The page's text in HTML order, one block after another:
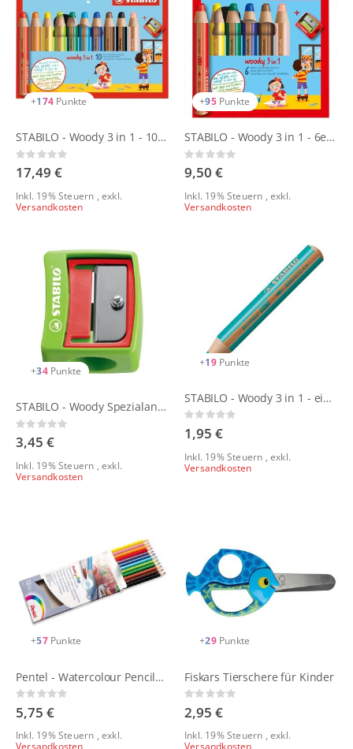
+174 Punkte
STABILO - Woody 3 in 1 - 10er Set mit Spitzer
Rating:
0%
17,49 €
Inkl. 19% Steuern ,exkl.
Versandkosten
+95 Punkte
STABILO - Woody 3 in 1 - 6er Set mit Spitzer
Rating:
0%
9,50 €
Inkl. 19% Steuern ,exkl.
Versandkosten
+34 Punkte
STABILO - Woody Spezialanspitzer
Rating:
0%
3,45 €
Inkl. 19% Steuern ,exkl.
Versandkosten
+19 Punkte
STABILO - Woody 3 in 1 - einzeln
Rating:
0%
1,95 €
Inkl. 19% Steuern ,exkl.
Versandkosten
+57 Punkte
Pentel - Watercolour Pencils - 12er Set
Rating:
0%
5,75 €
Inkl. 19% Steuern ,exkl.
+29 Punkte
Fiskars Tierschere für Kinder
Rating:
0%
2,95 €
Inkl. 19% Steuern ,exkl.